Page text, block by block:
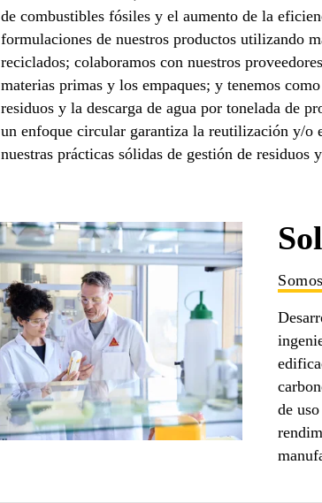
de combustibles fósiles y el aumento de la
formulaciones de nuestros productos utilizando
reciclados; colaboramos con nuestros
materias primas y los empaques; y tenemos
residuos y la descarga de agua por tonelada de
un enfoque circular garantiza la reutilización y/o
nuestras prácticas sólidas de gestión de
de